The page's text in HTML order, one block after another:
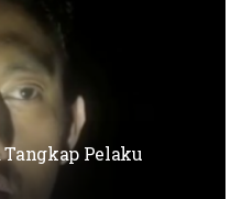
Tangkap Pelaku